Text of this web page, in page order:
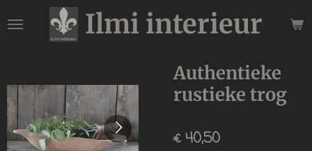
direct
hoofdinhoud
Ilmi interieur
Authentieke
rustieke trog
€ 40,50